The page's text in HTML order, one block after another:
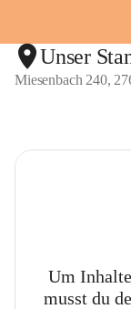
Unser
Miesenbach 240,
Um
musst du